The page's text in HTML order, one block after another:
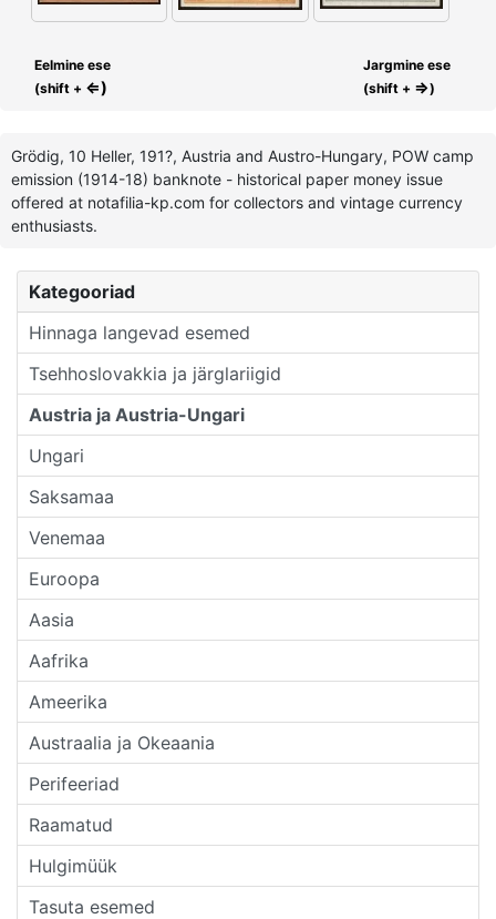
Kategooriad
Hinnaga langevad esemed
Tsehhoslovakkia ja järglariigid
Austria ja Austria-Ungari
Ungari
Saksamaa
Venemaa
Euroopa
Aasia
Aafrika
Ameerika
Austraalia ja Okeaania
Perifeeriad
Raamatud
Hulgimüük
Tasuta esemed
Eelmine ese
(shift + ⇐)
Jargmine ese
(shift + ⇒)
Grödig, 10 Heller, 191?, Austria and Austro-Hungary, POW camp
emission (1914-18) banknote - historical paper money issue
offered at notafilia-kp.com for collectors and vintage currency
enthusiasts.